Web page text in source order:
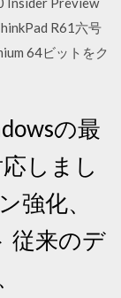
R61六号
64ビットをク
の最
しまし
強化、
従来のデ